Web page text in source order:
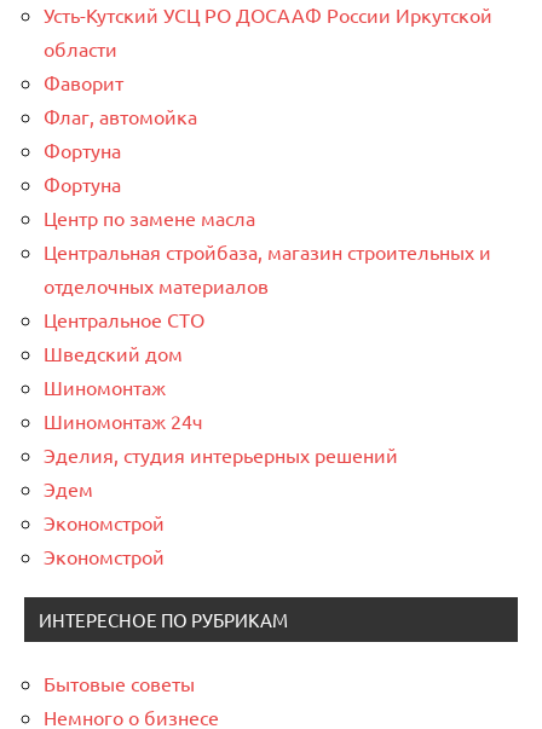
Усть-Кутский УСЦ РО ДОСААФ России Иркутской
области
Фаворит
Флаг, автомойка
Фортуна
Фортуна
Центр по замене масла
Центральная стройбаза, магазин строительных и
отделочных материалов
Центральное СТО
Шведский дом
Шиномонтаж
Шиномонтаж 24ч
Эделия, студия интерьерных решений
Эдем
Экономстрой
Экономстрой
ИНТЕРЕСНОЕ ПО РУБРИКАМ
Бытовые советы
Немного о бизнесе